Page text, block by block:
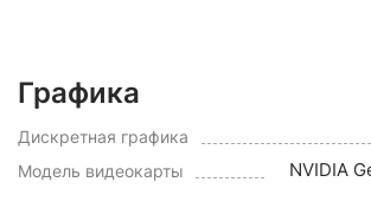
Графика
Дискретная графика
Модель видеокарты
NVIDIA